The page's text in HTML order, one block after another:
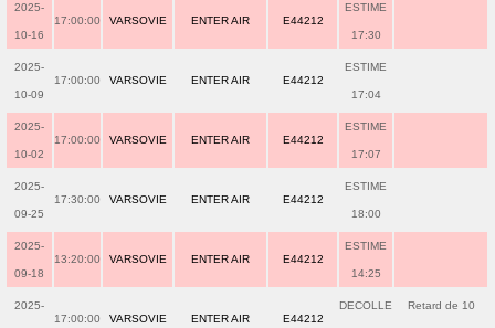
2025-
10-16
17:00:00 VARSOVIE ENTER AIR E44212
ESTIME
17:30
2025-
10-09
17:00:00 VARSOVIE ENTER AIR E44212
ESTIME
17:04
2025-
10-02
17:00:00 VARSOVIE ENTER AIR E44212
ESTIME
17:07
2025-
09-25
17:30:00 VARSOVIE ENTER AIR E44212
ESTIME
18:00
2025-
09-18
13:20:00 VARSOVIE ENTER AIR E44212
ESTIME
14:25
2025-
17:00:00 VARSOVIE ENTER AIR E44212
DECOLLE Retard de 10